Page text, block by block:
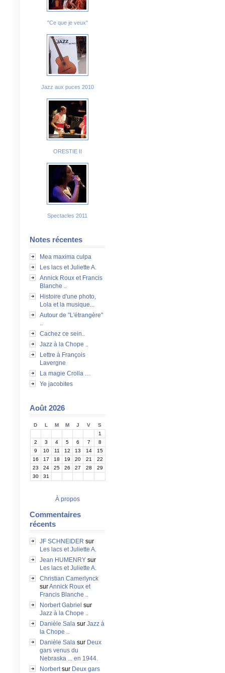
"Ce que je veux"
Jazz aux puces 2010
ORESTIE II
Spectacles 2011
Notes récentes
Mea maxima culpa
Les lacs et Juliette A.
Annick Roux et Francis
Blanche ..
Histoire d'une photo,
Lola et la musique...
Autour de "L'étrangère"
..
Cachez ce sein..
Jazz à la Chope ..
Lettre à François
Lavergne
La magie Crolla …
Ye jacobites
Août 2026
D L M M J V
S
1
2
3 4 5 6 7
8
9
10 11 12 13 14
15
16
17 18 19 20 21
22
23
24 25 26 27 28
29
30
31
À propos
Commentaires
récents
JF SCHNEIDER sur
Les lacs et Juliette A.
Jean HUMENRY sur
Les lacs et Juliette A.
Christian Camerlynck
surAnnick Roux et
Francis Blanche ..
Norbert Gabriel sur
Jazz à la Chope ..
Danièle Sala sur Jazz à
la Chope ..
Danièle Sala sur Deux
gars venus du
Nebraska ... en 1944.
Norbertsur Deux gars